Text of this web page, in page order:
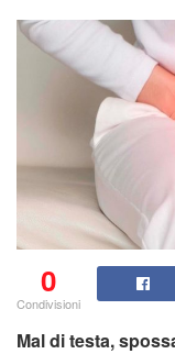
0
Condivisioni
Mal di testa,